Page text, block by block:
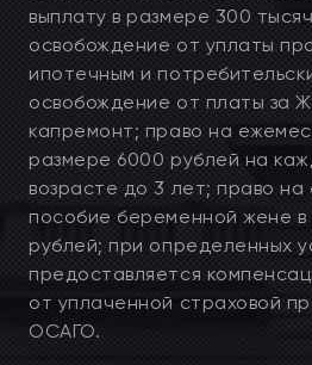
выплату в размере 300
освобождение от уплаты
ипотечным и
освобождение от платы за
капремонт; право на
размере 6000 рублей на
возрасте до 3 лет; право
пособие беременной жене в
рублей; при определенных
предоставляется
от уплаченной страховой
ОСАГО.